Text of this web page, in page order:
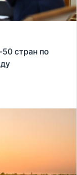
стран по